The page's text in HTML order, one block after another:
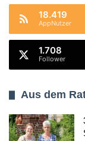
18.419
AppNutzer
1.708
Follower
Aus dem